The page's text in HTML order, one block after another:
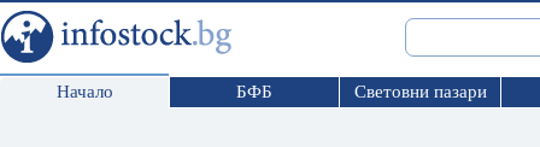
Начало БФБ Световни пазари